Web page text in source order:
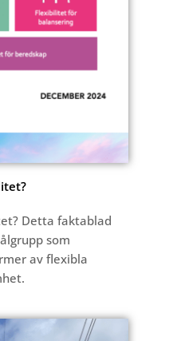
Detta faktablad
som
av flexibla